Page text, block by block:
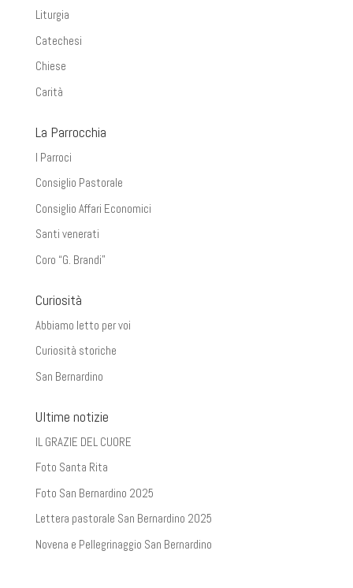
Liturgia
Catechesi
Chiese
Carità
La Parrocchia
I Parroci
Consiglio Pastorale
Consiglio Affari Economici
Santi venerati
Coro “G. Brandi”
Curiosità
Abbiamo letto per voi
Curiosità storiche
San Bernardino
Ultime notizie
IL GRAZIE DEL CUORE
Foto Santa Rita
Foto San Bernardino 2025
Lettera pastorale San Bernardino 2025
Novena e Pellegrinaggio San Bernardino